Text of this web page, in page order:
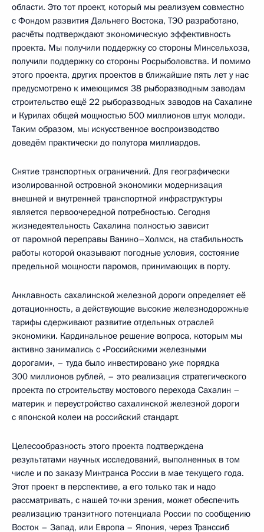
области. Это тот проект, который мы реализуем совместно
с Фондом развития Дальнего Востока, ТЭО разработано,
расчёты подтверждают экономическую эффективность
проекта. Мы получили поддержку со стороны Минсельхоза,
получили поддержку со стороны Росрыболовства. И помимо
этого проекта, других проектов в ближайшие пять лет у нас
предусмотрено к имеющимся 38 рыборазводным заводам
строительство ещё 22 рыборазводных заводов на Сахалине
и Курилах общей мощностью 500 миллионов штук молоди.
Таким образом, мы искусственное воспроизводство
доведём практически до полутора миллиардов.
Снятие транспортных ограничений. Для географически
изолированной островной экономики модернизация
внешней и внутренней транспортной инфраструктуры
является первоочередной потребностью. Сегодня
жизнедеятельность Сахалина полностью зависит
от паромной переправы Ванино–Холмск, на стабильность
работы которой оказывают погодные условия, состояние
предельной мощности паромов, принимающих в порту.
Анклавность сахалинской железной дороги определяет её
дотационность, а действующие высокие железнодорожные
тарифы сдерживают развитие отдельных отраслей
экономики. Кардинальное решение вопроса, которым мы
активно занимались с «Российскими железными
дорогами», – туда было инвестировано уже порядка
300 миллионов рублей, – это реализация стратегического
проекта по строительству мостового перехода Сахалин –
материк и переустройство сахалинской железной дороги
с японской колеи на российский стандарт.
Целесообразность этого проекта подтверждена
результатами научных исследований, выполненных в том
числе и по заказу Минтранса России в мае текущего года.
Этот проект в перспективе, а его только так и надо
рассматривать, с нашей точки зрения, может обеспечить
реализацию транзитного потенциала России по сообщению
Восток – Запад, или Европа – Япония, через Транссиб